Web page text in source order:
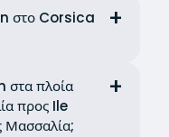
στο Corsica
στα πλοία
προς Ile
Μασσαλία;